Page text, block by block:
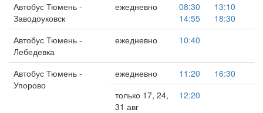
Автобус Тюмень -
Заводоуковск
ежедневно 08:30
13:10
14:55
18:30
Автобус Тюмень -
Лебедевка
ежедневно 10:40
Автобус Тюмень -
Упорово
ежедневно 11:20
16:30
только 17, 24,
31 авг
12:20